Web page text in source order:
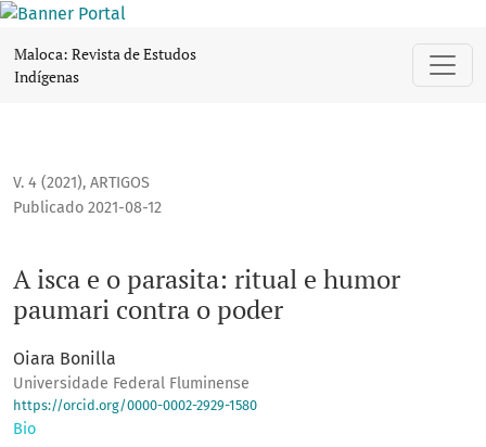
Maloca: Revista de Estudos
Indígenas
V. 4 (2021), ARTIGOS
A isca e o parasita: ritual e humor
paumari contra o poder
Publicado 2021-08-12
Oiara Bonilla
Universidade Federal Fluminense
https://orcid.org/0000-0002-2929-1580
Bio